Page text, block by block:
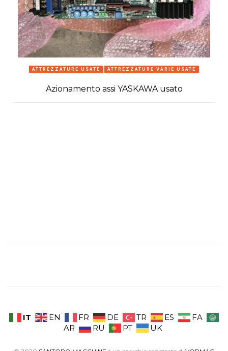
ATTREZZATURE USATE ATTREZZATURE VARIE USATE
Azionamento assi YASKAWA usato
IT EN FR DE TR ES
FA
AR
RU PT UK